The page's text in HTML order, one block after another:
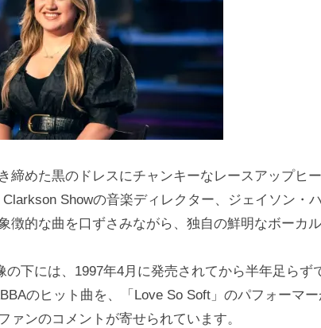
締めた黒のドレスにチャンキーなレースアップヒ
Showの音楽ディレクター、ジェイソン・
徴的な曲を口ずさみながら、独自の鮮明なボーカ
の下には、1997年4月に発売されてから半年足らず
のヒット曲を、「Love So Soft」のパフォーマ
ァンのコメントが寄せられています。